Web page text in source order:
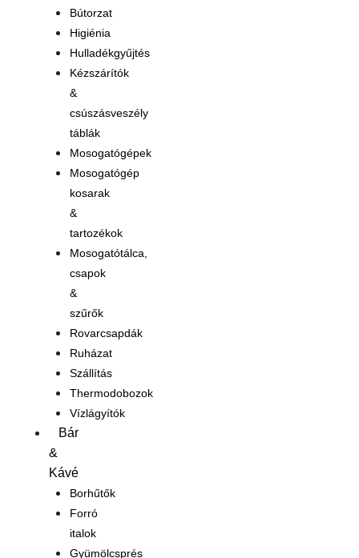
Bútorzat
Higiénia
Hulladékgyűjtés
Kézszárítók
&
csúszásveszély
táblák
Mosogatógépek
Mosogatógép
kosarak
&
tartozékok
Mosogatótálca,
csapok
&
szűrők
Rovarcsapdák
Ruházat
Szállítás
Thermodobozok
Vízlágyítók
Bár
&
Kávé
Borhűtők
Forró
italok
Gyümölcsprés